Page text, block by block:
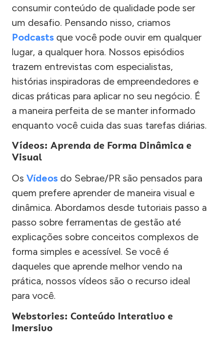
consumir conteúdo de qualidade pode ser
um desafio. Pensando nisso, criamos
Podcasts que você pode ouvir em qualquer
lugar, a qualquer hora. Nossos episódios
trazem entrevistas com especialistas,
histórias inspiradoras de empreendedores e
dicas práticas para aplicar no seu negócio. É
a maneira perfeita de se manter informado
enquanto você cuida das suas tarefas diárias.
Vídeos: Aprenda de Forma Dinâmica e
Visual
Os Vídeos do Sebrae/PR são pensados para
quem prefere aprender de maneira visual e
dinâmica. Abordamos desde tutoriais passo a
passo sobre ferramentas de gestão até
explicações sobre conceitos complexos de
forma simples e acessível. Se você é
daqueles que aprende melhor vendo na
prática, nossos vídeos são o recurso ideal
para você.
Webstories: Conteúdo Interativo e
Imersivo